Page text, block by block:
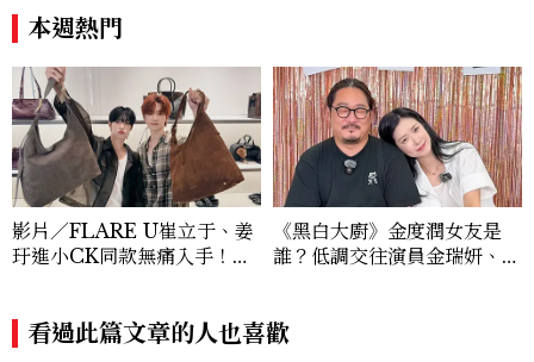
王、靠「這招」養成17吋螞蟻
腰本週熱門
影片／FLARE U崔立于、姜
玗進小CK同款無痛入手！身
《黑白大廚》金度潤女友是
誰？低調交往演員金瑞妍、曾
看過此篇文章的人也喜歡